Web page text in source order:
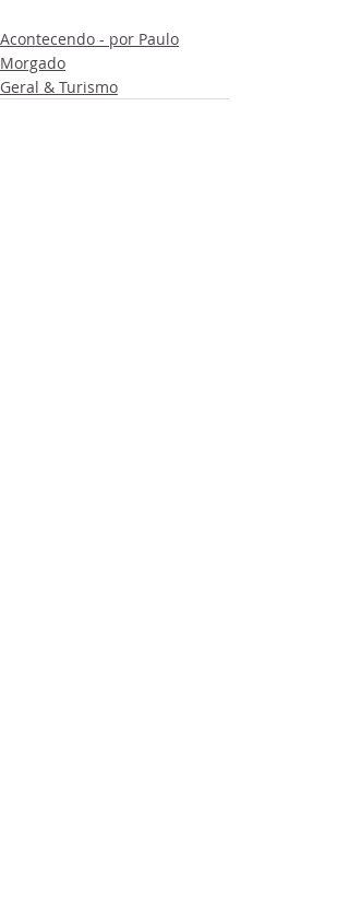
Acontecendo - por Paulo
Morgado
Geral & Turismo